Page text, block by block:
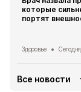
которые
портят
Здоровье
Все новости